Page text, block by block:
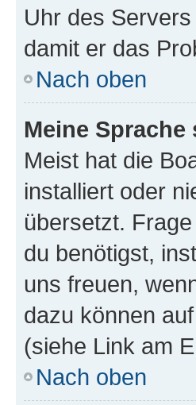
Uhr des
damit er das
Nach oben
Meine
Meist hat die
installiert oder
übersetzt.
du benötigst,
uns freuen,
dazu können
(siehe Link am
Nach oben